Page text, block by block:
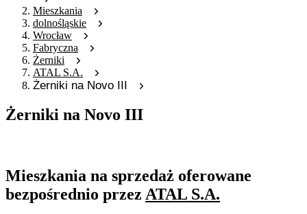
Mieszkania
dolnośląskie
Wrocław
Fabryczna
Żerniki
ATAL S.A.
Żerniki na Novo III
Żerniki na Novo III
Mieszkania na sprzedaż oferowane
bezpośrednio przez ATAL S.A.